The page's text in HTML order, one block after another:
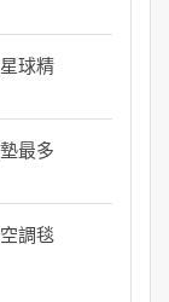
球精
最多
調毯